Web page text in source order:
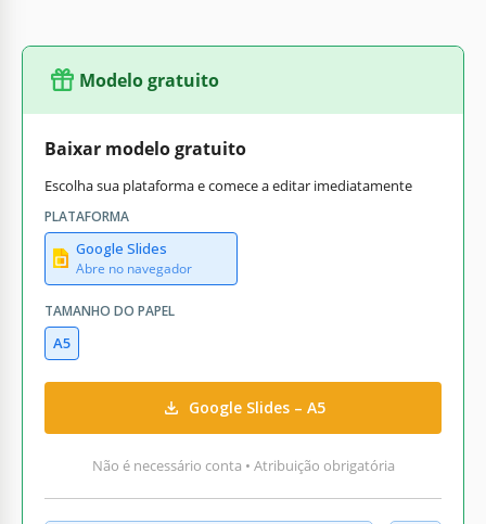
Modelo gratuito
Baixar modelo gratuito
Escolha sua plataforma e comece a editar imediatamente
PLATAFORMA
Google Slides
Abre no navegador
TAMANHO DO PAPEL
A5
Google Slides – A5
Não é necessário conta • Atribuição obrigatória